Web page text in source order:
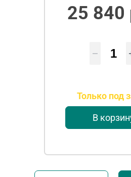
25 840
Только под
В